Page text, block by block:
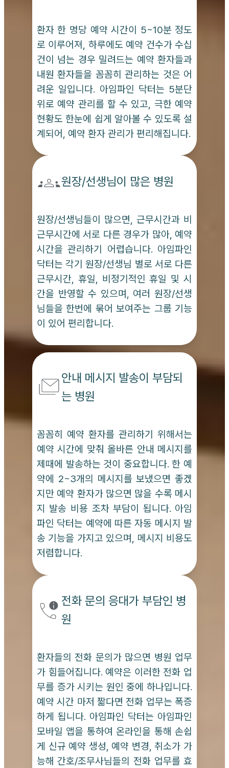
환자 한 명당 예약 시간이 5~10분 정도
로 이루어져, 하루에도 예약 건수가 수십
건이 넘는 경우 밀려드는 예약 환자들과
내원 환자들을 꼼꼼히 관리하는 것은 어
려운 일입니다. 아임파인 닥터는 5분단
위로 예약 관리를 할 수 있고, 극한 예약
현황도 한눈에 쉽게 알아볼 수 있도록 설
계되어, 예약 환자 관리가 편리해집니다.
원장/선생님이 많은 병원
원장/선생님들이 많으면, 근무시간과 비
근무시간에 서로 다른 경우가 많아, 예약
시간을 관리하기 어렵습니다. 아임파인
닥터는 각기 원장/선생님 별로 서로 다른
근무시간, 휴일, 비정기적인 휴일 및 시
간을 반영할 수 있으며, 여러 원장/선생
님들을 한번에 묶어 보여주는 그룹 기능
이 있어 편리합니다.
안내 메시지 발송이 부담되
는 병원
꼼꼼히 예약 환자를 관리하기 위해서는
예약 시간에 맞춰 올바른 안내 메시지를
제때에 발송하는 것이 중요합니다. 한 예
약에 2~3개의 메시지를 보냈으면 좋겠
지만 예약 환자가 많으면 많을 수록 메시
지 발송 비용 조차 부담이 됩니다. 아임
파인 닥터는 예약에 따른 자동 메시지 발
송 기능을 가지고 있으며, 메시지 비용도
저렴합니다.
전화 문의 응대가 부담인 병
원
환자들의 전화 문의가 많으면 병원 업무
가 힘들어집니다. 예약은 이러한 전화 업
무를 증가 시키는 원인 중에 하나입니다.
예약 시간 마저 짧다면 전화 업무는 폭증
하게 됩니다. 아임파인 닥터는 아임파인
모바일 앱을 통하여 온라인을 통해 손쉽
게 신규 예약 생성, 예약 변경, 취소가 가
능해 간호/조무사님들의 전화 업무를 효